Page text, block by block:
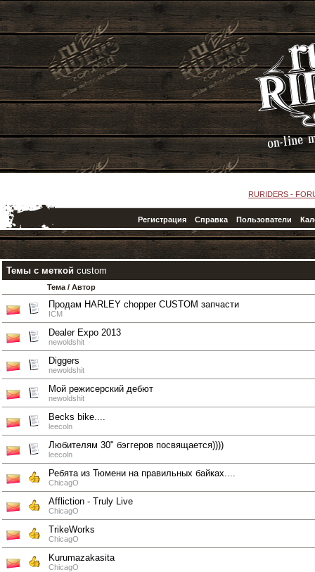
RURIDERS -
Регистрация Справка Пользователи
Темы с меткой custom
Тема / Автор
Продам HARLEY chopper CUSTOM запчасти
ICM
Dealer Expo 2013
newoldshit
Diggers
newoldshit
Мой режисерский дебют
newoldshit
Becks bike....
leecoln
Любителям 30" бэггеров посвящается))))
leecoln
Ребята из Тюмени на правильных байках....
ChicagO
Affliction - Truly Live
ChicagO
TrikeWorks
ChicagO
Kurumazakasita
ChicagO